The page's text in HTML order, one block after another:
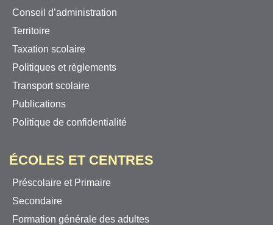
Conseil d’administration
Territoire
Taxation scolaire
Politiques et règlements
Transport scolaire
Publications
Politique de confidentialité
ÉCOLES ET CENTRES
Préscolaire et Primaire
Secondaire
Formation générale des adultes